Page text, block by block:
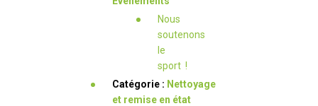
Nous
soutenons
le
sport !
Catégorie : Nettoyage
et remise en état